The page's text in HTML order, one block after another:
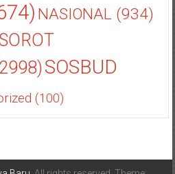
NASIONAL(934)
SOSBUD
(100)